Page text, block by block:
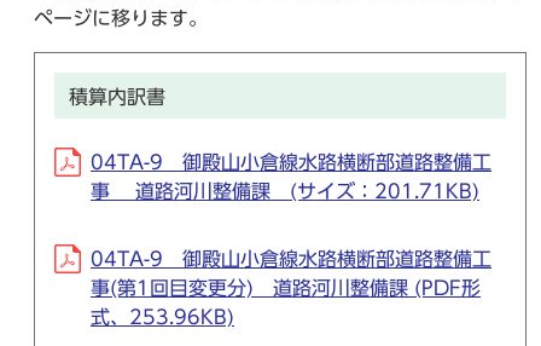
ページに移ります。
積算内訳書
04TA-9 御殿山小倉線水路横断部道路整備工
事 道路河川整備課 (サイズ：201.71KB)
04TA-9 御殿山小倉線水路横断部道路整備工
事(第1回目変更分) 道路河川整備課 (PDF形
式、253.96KB)